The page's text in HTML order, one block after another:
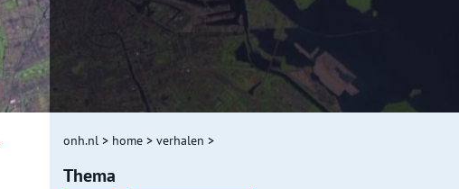
onh.nl > home > verhalen >
Thema